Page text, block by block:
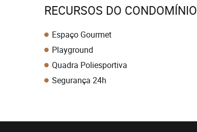
RECURSOS DO CONDOMÍNIO
Espaço Gourmet
Playground
Quadra Poliesportiva
Segurança 24h